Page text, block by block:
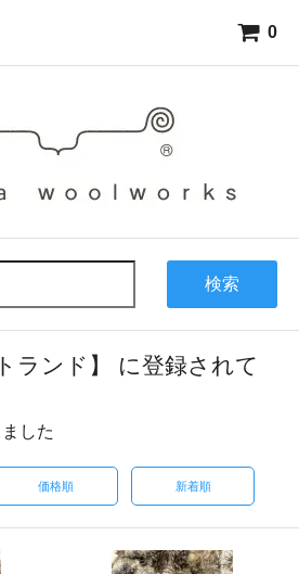
0
検索
ランド】 に登録されて
した
価格順 新着順